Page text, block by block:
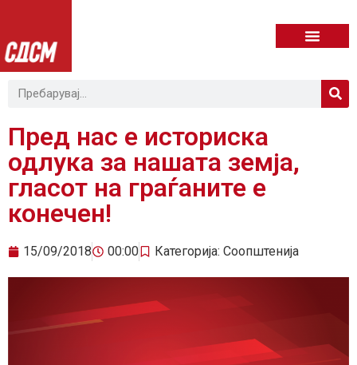
Пред нас е историска
одлука за нашата земја,
гласот на граѓаните е
конечен!
15/09/2018 00:00 Категорија: Соопштенија